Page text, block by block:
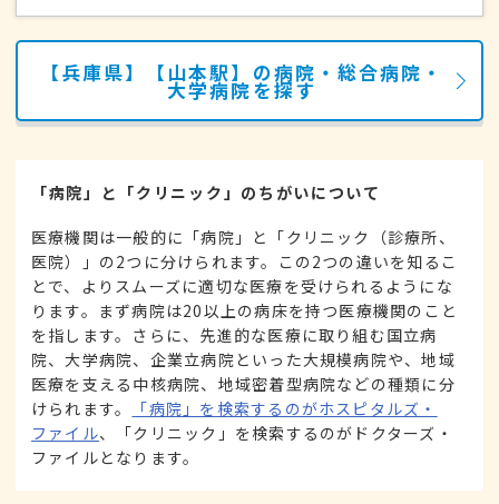
【兵庫県】【山本駅】の病院・総合病院・
大学病院を探す
「病院」と「クリニック」のちがいについて
医療機関は一般的に「病院」と「クリニック（診療所、
医院）」の2つに分けられます。この2つの違いを知るこ
とで、よりスムーズに適切な医療を受けられるようにな
ります。まず病院は20以上の病床を持つ医療機関のこと
を指します。さらに、先進的な医療に取り組む国立病
院、大学病院、企業立病院といった大規模病院や、地域
医療を支える中核病院、地域密着型病院などの種類に分
けられます。
「病院」を検索するのがホスピタルズ・
ファイル、「クリニック」を検索するのがドクターズ・
ファイルとなります。